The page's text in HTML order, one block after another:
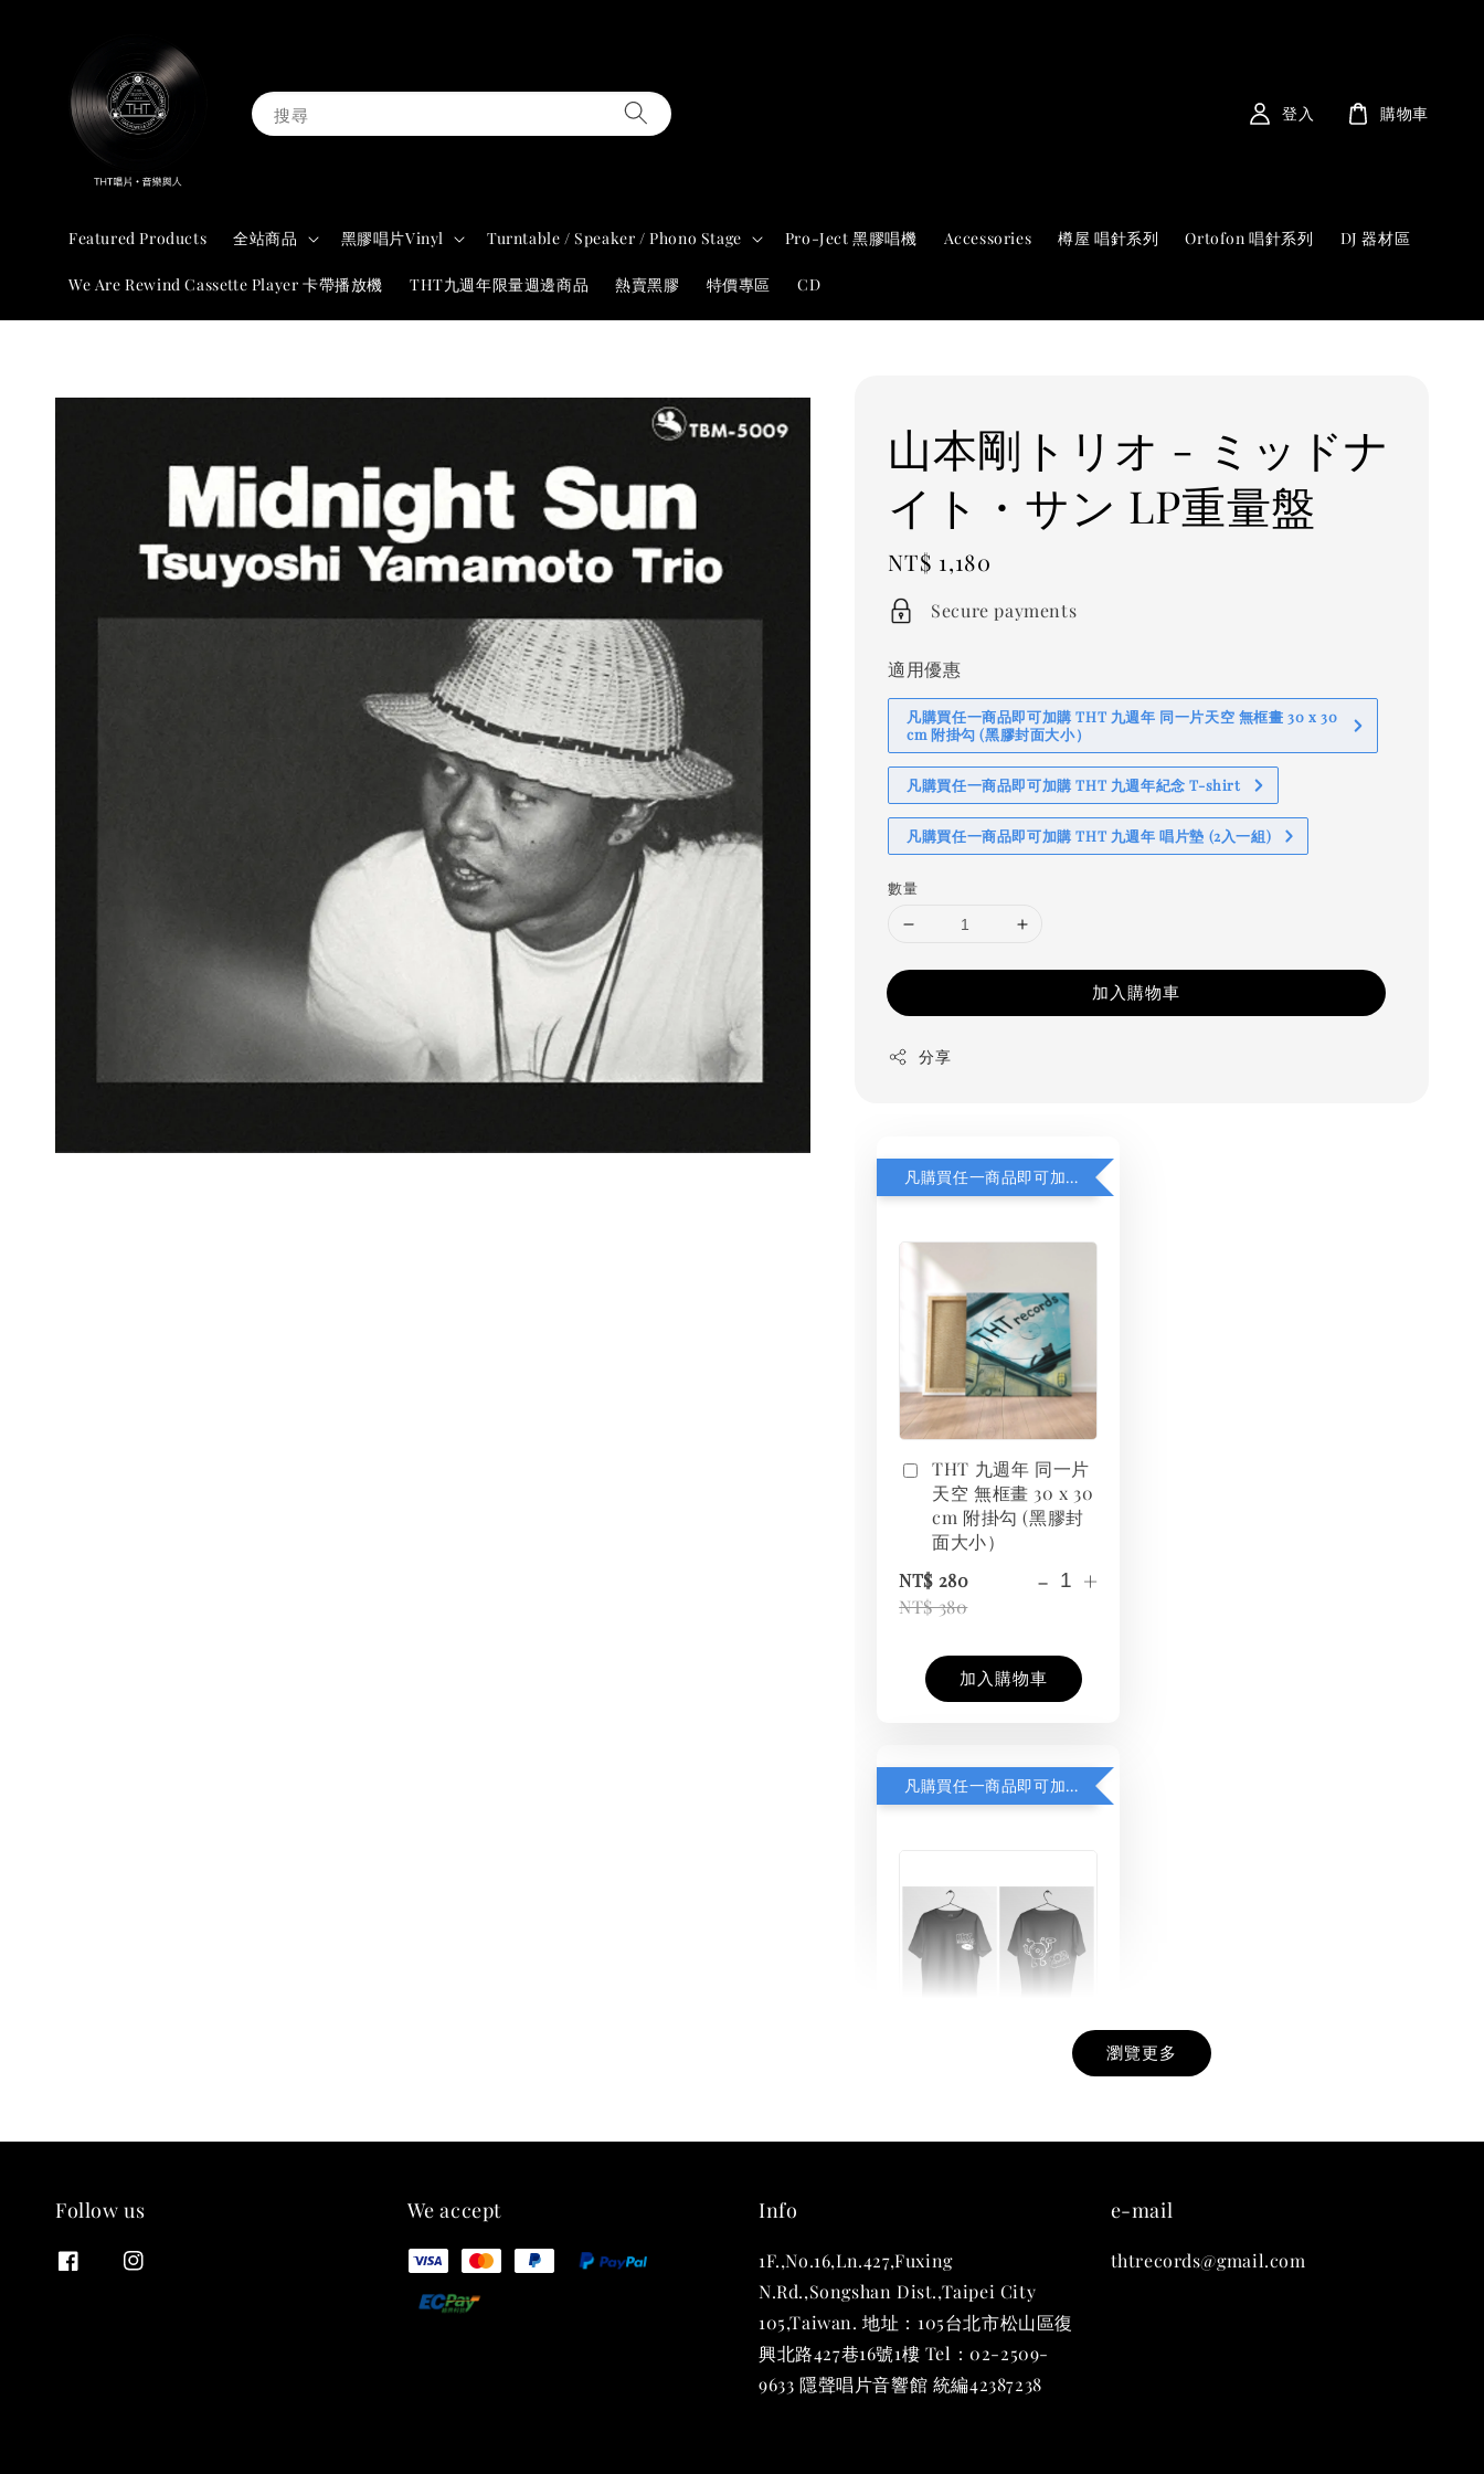
搜尋
Featured Products 全站商品 黑膠唱片Vinyl Turntable / Speaker / Phono Stage Pro-Ject 黑膠唱機 Accessories 樽屋 唱針系列 Ortofon 唱針系列 DJ 器材區
We Are Rewind Cassette Player 卡帶播放機 THT九週年限量週邊商品 熱賣黑膠 特價專區 CD
登入 購物車
山本剛トリオ - ミッドナ
イト・サン LP重量盤
Regular
price
NT$ 1,180
Secure payments
適用優惠
凡購買任一商品即可加購 THT 九週年 同一片天空 無框畫 30 x 30
cm 附掛勾 (黑膠封面大小）
凡購買任一商品即可加購 THT 九週年紀念 T-shirt
凡購買任一商品即可加購 THT 九週年 唱片墊 (2入一組)
數量
加入購物車
分享
凡購買任一商品即可加購 THT 九週年 同一片天空 無框畫 30 x 30 cm 附掛勾 (黑膠封面大小）
THT 九週年 同一片
天空 無框畫 30 x 30
cm 附掛勾 (黑膠封
面大小）
NT$ 280
NT$ 380
- +
加入購物車
凡購買任一商品即可加購 THT 九週年紀念 T-shirt
THT 九週年紀念 T-
瀏覽更多
Follow us We accept Info
1F.,No.16,Ln.427,Fuxing
N.Rd.,Songshan Dist.,Taipei City
105,Taiwan. 地址：105台北市松山區復
興北路427巷16號1樓 Tel：02-2509-
9633 隱聲唱片音響館 統編42387238
e-mail
thtrecords@gmail.com